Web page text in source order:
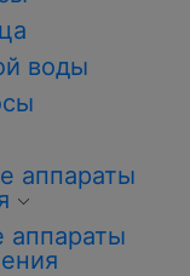
воды
аппараты
аппараты